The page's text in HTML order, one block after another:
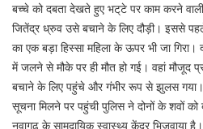
बच्चे को दबता देखते हुए भट्‌टे पर काम करने
जितेंद्र ध्रुव उसे बचाने के लिए दौड़ी। इससे पहले
का एक बड़ा हिस्सा महिला के ऊपर भी जा
में जलने से मौके पर ही मौत हो गई। वहां मौजूद
बचाने के लिए पहुंचे और गंभीर रूप से झुलस गया।
सूचना मिलने पर पहुंची पुलिस ने दोनों के शवों को
नवागढ़ के सामुदायिक स्वास्थ्य केंद्र भिजवाया